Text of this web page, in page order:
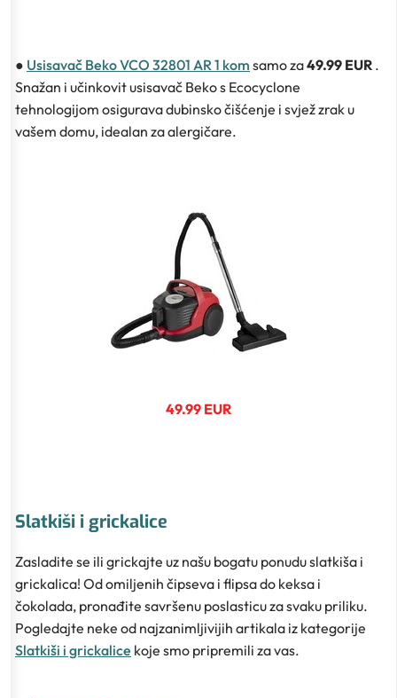
● Usisavač Beko VCO 32801 AR 1 kom samo za49.99 EUR .
Snažan i učinkovit usisavač Beko s Ecocyclone
tehnologijom osigurava dubinsko čišćenje i svjež zrak u
vašem domu, idealan za alergičare.
49.99 EUR
Slatkiši i grickalice
Zasladite se ili grickajte uz našu bogatu ponudu slatkiša i
grickalica! Od omiljenih čipseva i flipsa do keksa i
čokolada, pronađite savršenu poslasticu za svaku priliku.
Pogledajte neke od najzanimljivijih artikala iz kategorije
Slatkiši i grickalice koje smo pripremili za vas.